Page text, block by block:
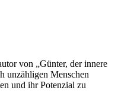
von „Günter, der innere
unzähligen Menschen
und ihr Potenzial zu